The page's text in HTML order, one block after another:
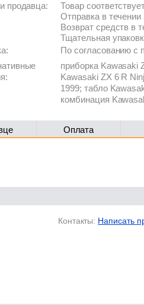
продавца:
Товар
Отправка в
Возврат средств в
Тщательная
По согласованию с
приборка Kawasaki
Kawasaki ZX 6 R
1999; табло
комбинация
Оплата
Контакты: Написать